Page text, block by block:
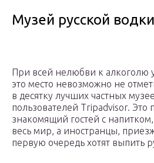
Музей русской водки
При всей нелюбви к алкоголю
это место невозможно не
в десятку лучших частных
пользователей Tripadvisor.
знакомящий гостей с
весь мир, а иностранцы,
первую очередь хотят выпить